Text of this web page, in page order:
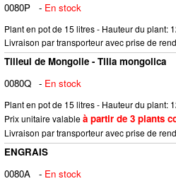
0080P
- En stock
Plant en pot de 15 litres - Hauteur du plant:
Livraison par transporteur avec prise de
Tilleul de Mongolie - Tilia mongolica
0080Q - En stock
Plant en pot de 15 litres - Hauteur du plant:
Prix unitaire valableà partir de 3 plants
Livraison par transporteur avec prise de
ENGRAIS
0080A
- En stock